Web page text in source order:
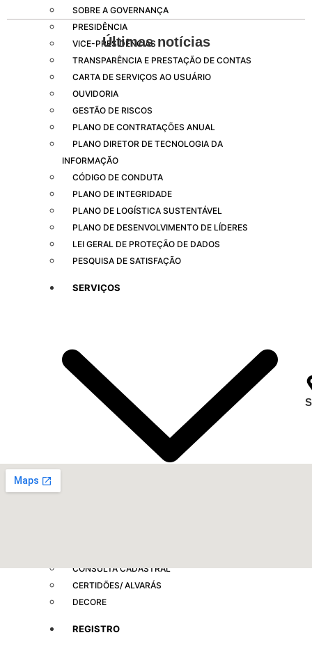
SOBRE A GOVERNANÇA
PRESIDÊNCIA
VICE-PRESIDÊNCIAS
TRANSPARÊNCIA E PRESTAÇÃO DE CONTAS
CARTA DE SERVIÇOS AO USUÁRIO
OUVIDORIA
GESTÃO DE RISCOS
PLANO DE CONTRATAÇÕES ANUAL
PLANO DIRETOR DE TECNOLOGIA DA
INFORMAÇÃO
CÓDIGO DE CONDUTA
PLANO DE INTEGRIDADE
PLANO DE LOGÍSTICA SUSTENTÁVEL
PLANO DE DESENVOLVIMENTO DE LÍDERES
LEI GERAL DE PROTEÇÃO DE DADOS
PESQUISA DE SATISFAÇÃO
SERVIÇOS
CONSULTA CADASTRAL
CERTIDÕES/ ALVARÁS
DECORE
REGISTRO
Últimas notícias
Empresas com 100 ou mais empregados devem atualizar
informações para o 6º Relatório de Transparência Salarial
Receita Federal emite Termo de Exclusão para devedores do
Simples Nacional, incluindo MEI
Receita publica novas Notas Técnicas da NF-e e NFC-e com
foco na Reforma Tributária
Receita Federal publica alteração nas regras de atendimento
relativas ao Imposto de Renda
Manual e inteligência artificial anti-washing orientam empresas